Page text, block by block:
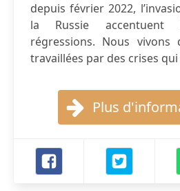
depuis février 2022,
la Russie
régressions. Nous vivons
travaillées par des crises
Plus